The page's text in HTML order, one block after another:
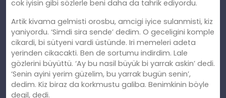
cok iyisin gibi sözlerle beni daha da tahrik ediyordu.
Artik kivama gelmisti orosbu, amcigi iyice sulanmisti, kiz
yaniyordu. ‘Simdi sira sende’ dedim. O geceligini komple
cikardi, bi sütyeni vardi üstünde. Iri memeleri adeta
yerinden cikacakti. Ben de sortumu indirdim. Lale
gözlerini büyüttü. ‘Ay bu nasil büyük bi yarrak askin’ dedi.
‘Senin ayini yerim güzelim, bu yarrak bugün senin’,
dedim. Kiz biraz da korkmustu galiba. Benimkinin böyle
degil, dedi.